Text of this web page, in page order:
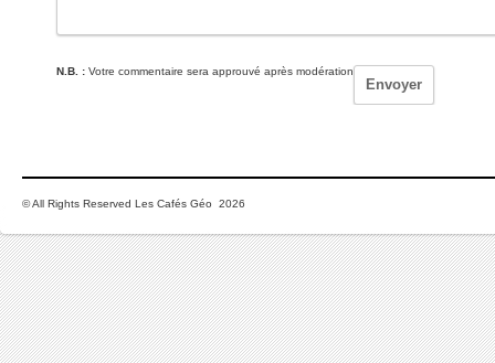
N.B. : Votre commentaire sera approuvé après modération
© All Rights Reserved Les Cafés Géo 2026